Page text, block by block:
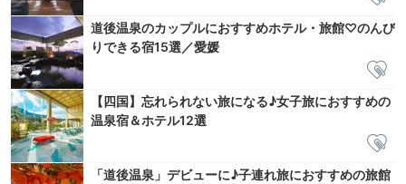
道後温泉のカップルにおすすめホテル・旅館♡のんび
りできる宿15選／愛媛
【四国】忘れられない旅になる♪女子旅におすすめの
温泉宿＆ホテル12選
「道後温泉」デビューに♪子連れ旅におすすめの旅館